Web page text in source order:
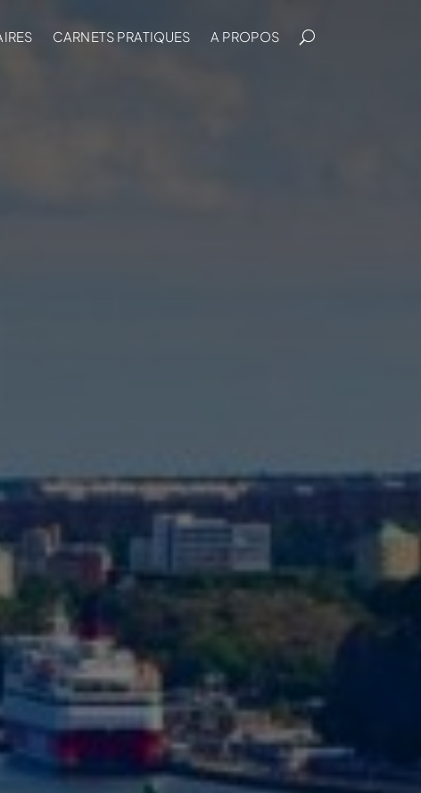
CARNETS PRATIQUES A PROPOS